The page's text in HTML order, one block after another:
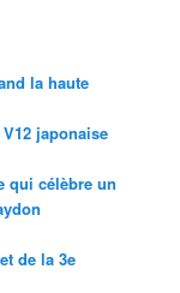
la haute
japonaise
qui célèbre un
de la 3e